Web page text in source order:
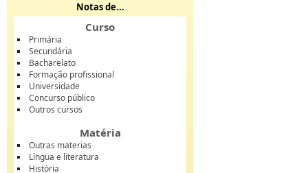
Notas de...
Curso
Primária
Secundária
Bacharelato
Formação profissional
Universidade
Concurso público
Outros cursos
Matéria
Outras materias
Língua e literatura
História